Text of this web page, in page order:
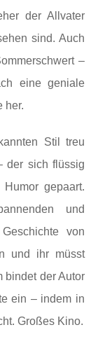
der Allvater
sind. Auch
–
eine geniale
her.
Stil treu
der sich flüssig
gepaart.
und
von
und ihr müsst
bindet der Autor
ein – indem in
Großes Kino.